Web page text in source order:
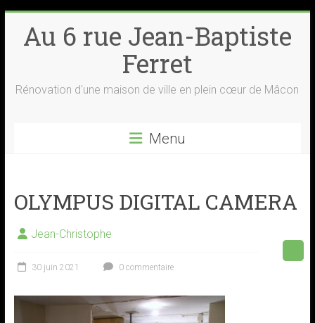
content
Au 6 rue Jean-Baptiste
Ferret
Rénovation d'une maison de ville en plein cœur de Mâcon
Menu
OLYMPUS DIGITAL CAMERA
Jean-Christophe
30 juin 2021 0 commentaire